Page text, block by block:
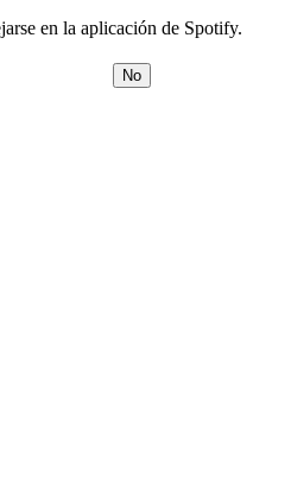
en la aplicación de Spotify.
No